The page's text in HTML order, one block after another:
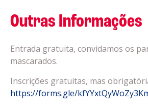
Outras Informações
Entrada gratuita, convidamos os
mascarados.
Inscrições gratuitas, mas
https://forms.gle/